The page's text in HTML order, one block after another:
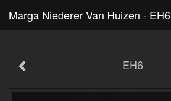
Marga Niederer Van Huizen - EH6
EH6